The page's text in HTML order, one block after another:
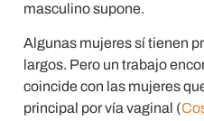
masculino supone.
Algunas mujeres sí tienen
largos. Pero un trabajo
coincide con las mujeres
principal por vía vaginal (